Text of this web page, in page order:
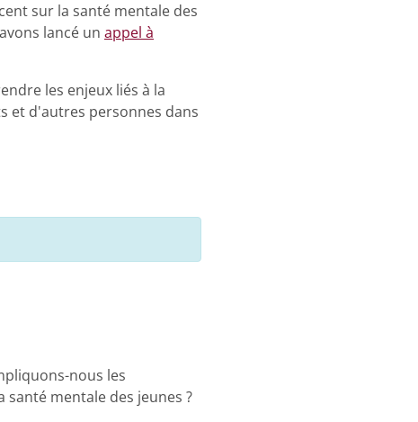
sur la santé mentale des
lancé un appel à
les enjeux liés à la
et d'autres personnes dans
nous les
mentale des jeunes ?